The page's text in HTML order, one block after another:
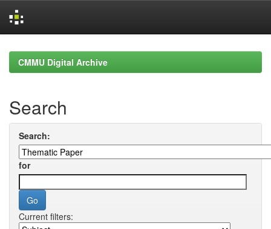
navigationCMMU Digital Archive
Search
Search:
for
Current filters: